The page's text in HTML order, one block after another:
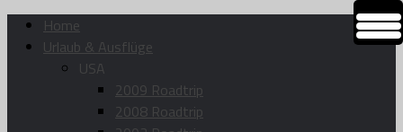
Home
Urlaub & Ausflüge
USA
2009 Roadtrip
2008 Roadtrip